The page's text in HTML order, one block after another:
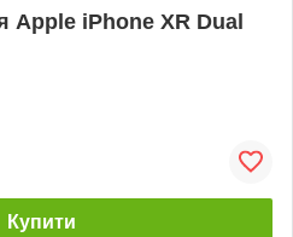
Apple iPhone XR Dual
Купити